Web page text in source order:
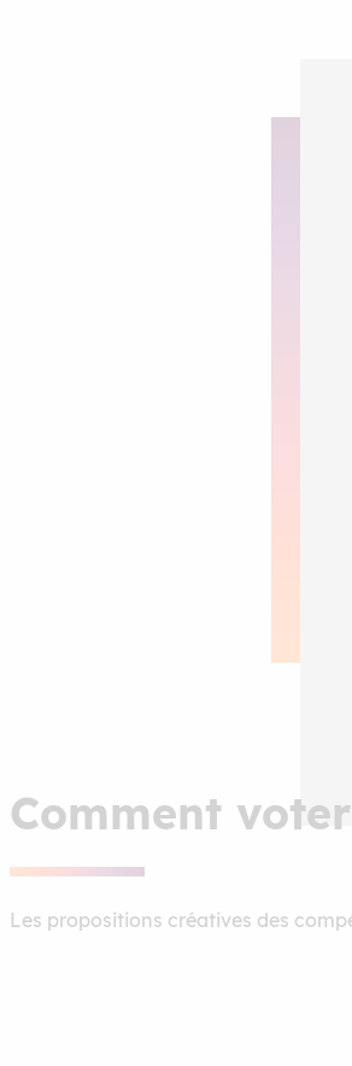
Comment
Les propositions créatives des